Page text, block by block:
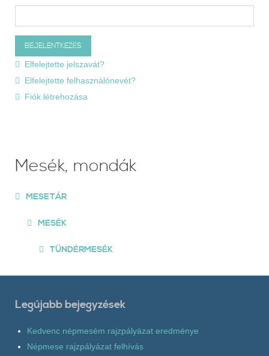
Elfelejtette jelszavát?
Elfelejtette felhasználónevét?
Fiók létrehozása
Mesék, mondák
MESETÁR
MESÉK
TÜNDÉRMESÉK
Legújabb bejegyzések
Kedvenc népmesém rajzpályázat eredménye
Népmese rajzpályázat felhívás